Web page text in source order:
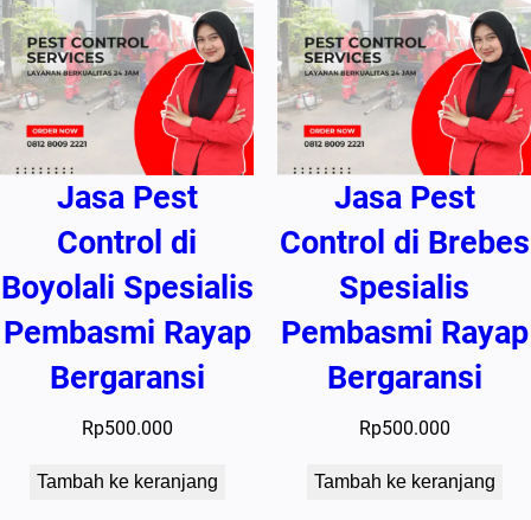
Jasa Pest
Control di
Boyolali Spesialis
Pembasmi Rayap
Bergaransi
Rp500.000
Tambah ke keranjang
Jasa Pest
Control di Brebes
Spesialis
Pembasmi Rayap
Bergaransi
Rp500.000
Tambah ke keranjang